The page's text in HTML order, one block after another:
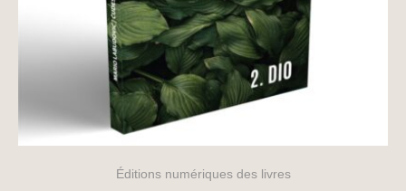
Éditions numériques des livres